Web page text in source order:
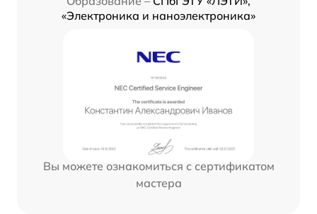
«Электроника и наноэлектроника»
Вы можете ознакомиться с сертификатом
мастера